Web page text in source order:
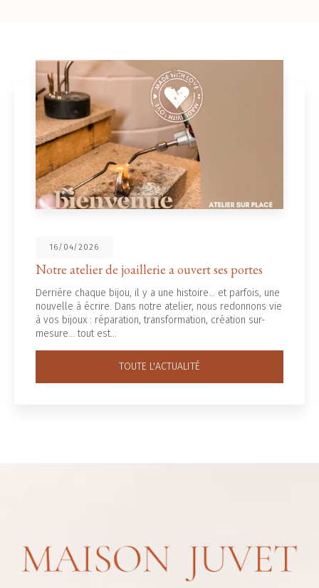
16/04/2026
Notre atelier de joaillerie a ouvert ses portes
Derrière chaque bijou, il y a une histoire... et parfois, une
nouvelle à écrire. Dans notre atelier, nous redonnons vie
à vos bijoux : réparation, transformation, création sur-
mesure… tout est…
TOUTE L'ACTUALITÉ